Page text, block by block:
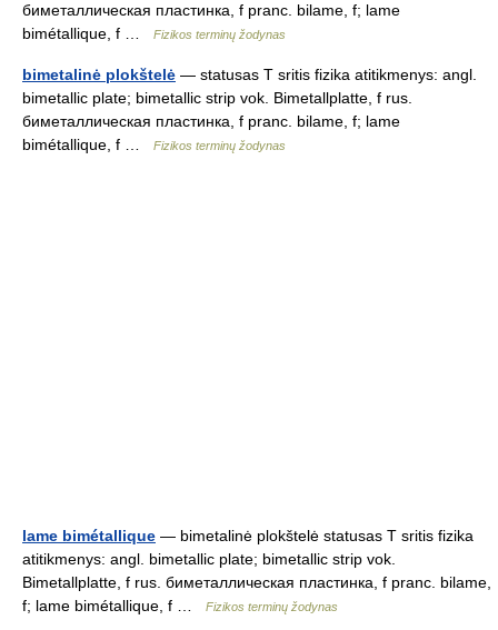
биметаллическая пластинка, f pranc. bilame, f; lame
bimétallique, f …
Fizikos terminų žodynas
bimetalinė plokštelė — statusas T sritis fizika atitikmenys: angl.
bimetallic plate; bimetallic strip vok. Bimetallplatte, f rus.
биметаллическая пластинка, f pranc. bilame, f; lame
bimétallique, f …
Fizikos terminų žodynas
lame bimétallique — bimetalinė plokštelė statusas T sritis fizika
atitikmenys: angl. bimetallic plate; bimetallic strip vok.
Bimetallplatte, f rus. биметаллическая пластинка, f pranc. bilame,
f; lame bimétallique, f …
Fizikos terminų žodynas